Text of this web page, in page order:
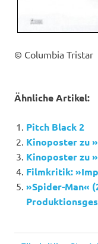
© Columbia Tristar
Ähnliche Artikel:
Pitch Black 2
Kinoposter zu
Kinoposter zu
Filmkritik:
»Spider-Man«